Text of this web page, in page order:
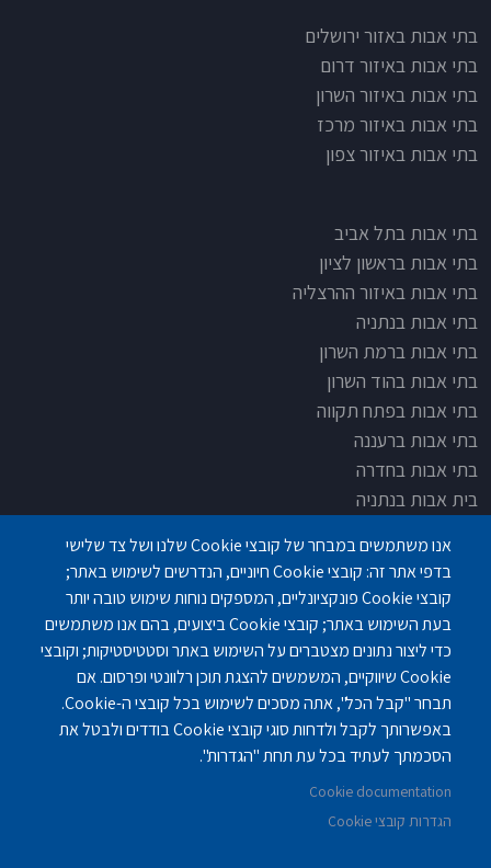
בתי אבות לפי אזורים
בתי אבות באזור ירושלים
בתי אבות באיזור דרום
בתי אבות באיזור השרון
בתי אבות באיזור מרכז
בתי אבות באיזור צפון
בתי אבות בתל אביב
בתי אבות בראשון לציון
בתי אבות באיזור ההרצליה
בתי אבות בנתניה
בתי אבות ברמת השרון
בתי אבות בהוד השרון
בתי אבות בפתח תקווה
בתי אבות ברעננה
בתי אבות בחדרה
בית אבות בנתניה
בית אבות בפתח תקוה
בית בלב כפר סבא
בית אבות בחיפה
פנחס לבון 18 ,לב יסמין, קומה-2, נתניה
077-5420695
אנו משתמשים במבחר של קובצי Cookie שלנו ושל צד שלישי
בדפי אתר זה: קובצי Cookie חיוניים, הנדרשים לשימוש באתר;
קובצי Cookie פונקציונליים, המספקים נוחות שימוש טובה יותר
בעת השימוש באתר; קובצי Cookie ביצועים, בהם אנו משתמשים
כדי ליצור נתונים מצטברים על השימוש באתר וסטטיסטיקות; וקובצי
Cookie שיווקיים, המשמשים להצגת תוכן רלוונטי ופרסום. אם
תבחר "קבל הכל", אתה מסכים לשימוש בכל קובצי ה-Cookie.
באפשרותך לקבל ולדחות סוגי קובצי Cookie בודדים ולבטל את
הסכמתך לעתיד בכל עת תחת "הגדרות".
Cookie documentation
הגדרות קובצי Cookie